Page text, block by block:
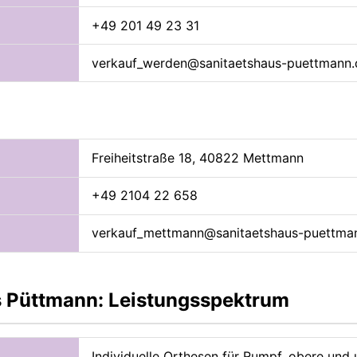
+49 201 49 23 31
verkauf_werden@sanitaetshaus-
Freiheitstraße 18, 40822 Mettmann
+49 2104 22 658
verkauf_mettmann@sanitaetshaus-
Püttmann: Leistungsspektrum